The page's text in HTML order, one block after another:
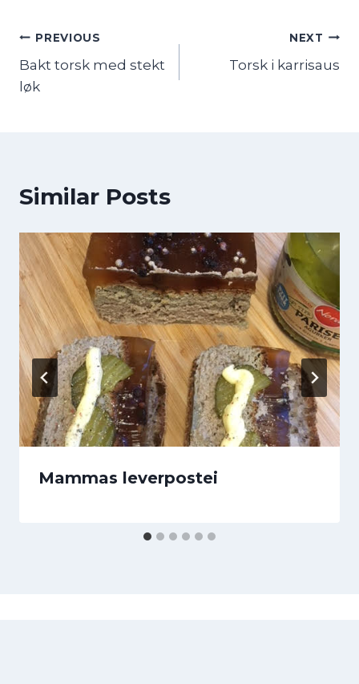
Innleggsnavigasjon
PREVIOUS
Bakt torsk med stekt
løk
NEXT
Torsk i karrisaus
Similar Posts
Mammas leverpostei